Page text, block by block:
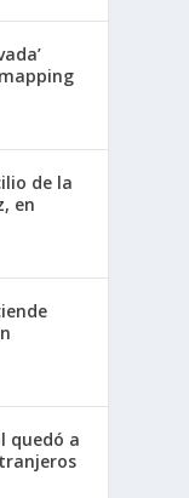
de la
en
quedó a